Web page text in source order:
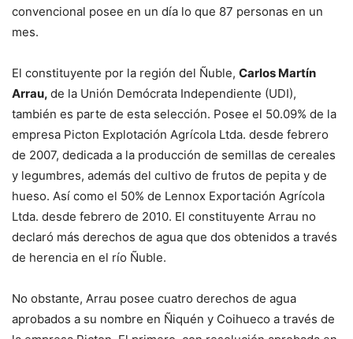
convencional posee en un día lo que 87 personas en un
mes.
El constituyente por la región del Ñuble, Carlos Martín
Arrau, de la Unión Demócrata Independiente (UDI),
también es parte de esta selección. Posee el 50.09% de la
empresa Picton Explotación Agrícola Ltda. desde febrero
de 2007, dedicada a la producción de semillas de cereales
y legumbres, además del cultivo de frutos de pepita y de
hueso. Así como el 50% de Lennox Exportación Agrícola
Ltda. desde febrero de 2010. El constituyente Arrau no
declaró más derechos de agua que dos obtenidos a través
de herencia en el río Ñuble.
No obstante, Arrau posee cuatro derechos de agua
aprobados a su nombre en Ñiquén y Coihueco a través de